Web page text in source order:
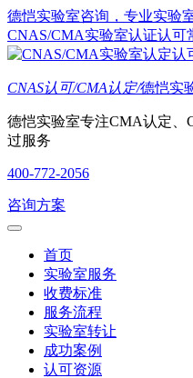
德恺实验室咨询，专业实验
CNAS/CMA实验室认证认可
CNAS认可/CMA认定/德恺实
德恺实验室专注CMA认定、
过服务
400-772-2056
咨询方案
首页
实验室服务
收费标准
服务流程
实验室转让
成功案例
认可资源